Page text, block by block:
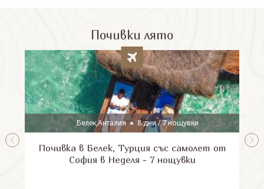
Почивки лято
Белек,Анталия 8 дни / 7 нощувки
Почивка в Белек, Турция със самолет от
София в Неделя - 7 нощувки